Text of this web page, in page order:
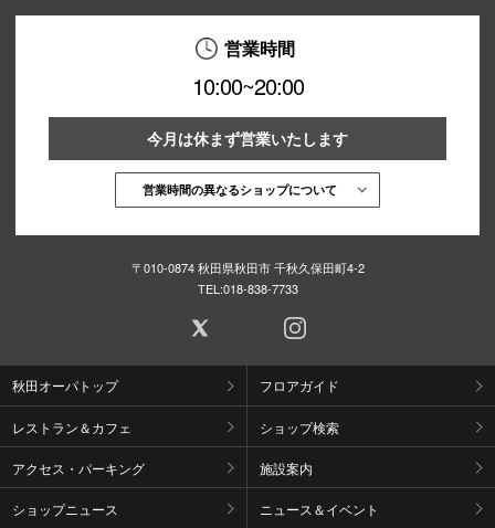
営業時間
10:00~20:00
今月は休まず営業いたします
営業時間の異なるショップについて
〒010-0874 秋田県秋田市 千秋久保田町4-2
TEL:018-838-7733
秋田オーパトップ フロアガイド
レストラン＆カフェ ショップ検索
アクセス・パーキング 施設案内
ショップニュース ニュース＆イベント